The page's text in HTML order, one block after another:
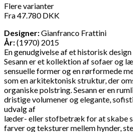
Flere varianter
Fra47.780DKK
Designer:Gianfranco Frattini
År:(1970) 2015
En genudgivelse af et historisk
Sesann er et kollektion af sofaer og
sensuelle former og en rørformede
som en arkitektonisk struktur, der
organiske polstring. Sesann er en
dristige volumener og elegante,
udvalg af
læder- eller stofbetræk for at skabe
farver og teksturer mellem hynder,